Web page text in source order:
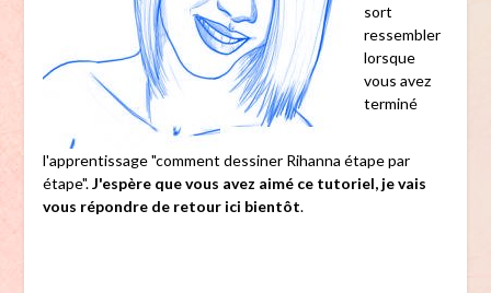
sort
ressembler
lorsque
vous avez
terminé
l'apprentissage "comment dessiner Rihanna étape par
étape".J'espère que vous avez aimé ce tutoriel, je vais
vous répondre de retour ici bientôt.